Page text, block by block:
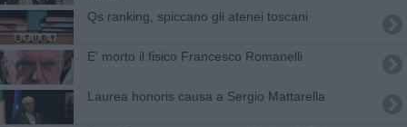
Qs ranking, spiccano gli atenei toscani
E' morto il fisico Francesco Romanelli
Laurea honoris causa a Sergio Mattarella